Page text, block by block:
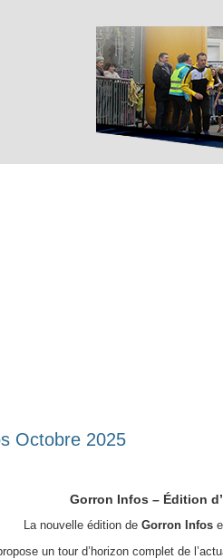
Octobre 2025
Gorron Infos – Édition
La nouvelle édition de Gorron Infos
un tour d’horizon complet de